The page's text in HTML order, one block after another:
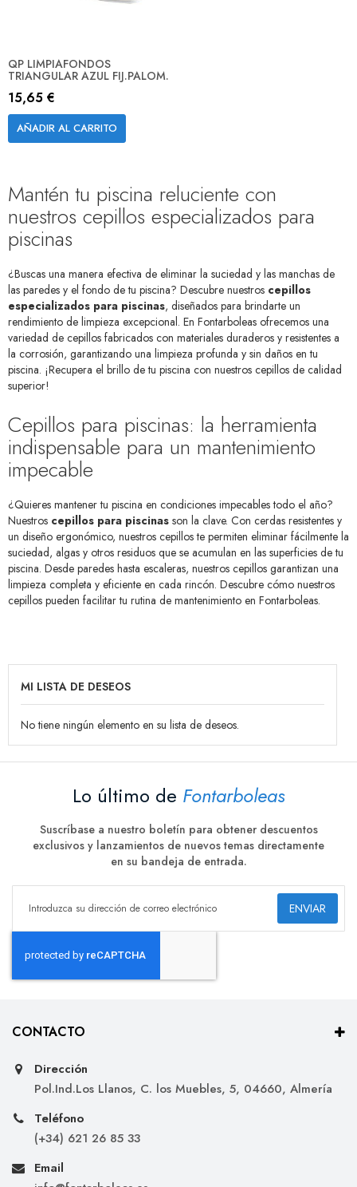
QP LIMPIAFONDOS
TRIANGULAR AZUL FIJ.PALOM.
15,65 €
AÑADIR AL CARRITO
Mantén tu piscina reluciente con
nuestros cepillos especializados para
piscinas
¿Buscas una manera efectiva de eliminar la suciedad y las manchas de
las paredes y el fondo de tu piscina? Descubre nuestros cepillos
especializados para piscinas, diseñados para brindarte un
rendimiento de limpieza excepcional. En Fontarboleas ofrecemos una
variedad de cepillos fabricados con materiales duraderos y resistentes a
la corrosión, garantizando una limpieza profunda y sin daños en tu
piscina. ¡Recupera el brillo de tu piscina con nuestros cepillos de calidad
superior!
Cepillos para piscinas: la herramienta
indispensable para un mantenimiento
impecable
¿Quieres mantener tu piscina en condiciones impecables todo el año?
Nuestros cepillos para piscinas son la clave. Con cerdas resistentes y
un diseño ergonómico, nuestros cepillos te permiten eliminar fácilmente la
suciedad, algas y otros residuos que se acumulan en las superficies de tu
piscina. Desde paredes hasta escaleras, nuestros cepillos garantizan una
limpieza completa y eficiente en cada rincón. Descubre cómo nuestros
cepillos pueden facilitar tu rutina de mantenimiento en Fontarboleas.
MI LISTA DE DESEOS
No tiene ningún elemento en su lista de deseos.
Lo último de Fontarboleas
Suscríbase a nuestro boletín para obtener descuentos
exclusivos y lanzamientos de nuevos temas directamente
en su bandeja de entrada.
ENVIAR
CONTACTO
Dirección
Pol.Ind.Los Llanos, C. los Muebles, 5, 04660, Almería
Teléfono
(+34) 621 26 85 33
Email